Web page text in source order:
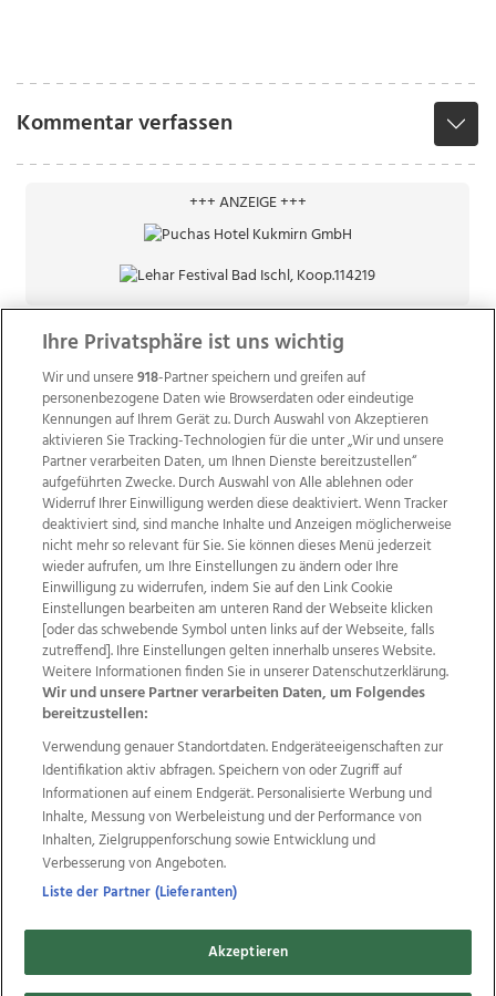
Kommentar verfassen
+++ ANZEIGE +++
Wir über uns Mediadaten Kontakt
Jobs
Datenschutz
Impressum
AGB Anzeigekunden
AGB Website
Ehrenkodex Politische Werbung
Weitere Angebote des Medienhauses Wimmer
TV1 di-mog-i.at OÖNow
Ischler Woche
Life Radio
OÖNachrichten
OÖN Immobilien
OÖN Karriere
OÖN Reise
Promenaden Galerien
Regionaljobs
wasistlos.at wirtrauern.at
Copyrights © 2026 Tips Zeitungs GmbH & Co KG
Ihre Privatsphäre ist uns wichtig
Wir und unsere918-Partner speichern und greifen auf
personenbezogene Daten wie Browserdaten oder eindeutige
Kennungen auf Ihrem Gerät zu. Durch Auswahl von Akzeptieren
aktivieren Sie Tracking-Technologien für die unter „Wir und unsere
Partner verarbeiten Daten, um Ihnen Dienste bereitzustellen“
aufgeführten Zwecke. Durch Auswahl von Alle ablehnen oder
Widerruf Ihrer Einwilligung werden diese deaktiviert. Wenn Tracker
deaktiviert sind, sind manche Inhalte und Anzeigen möglicherweise
nicht mehr so relevant für Sie. Sie können dieses Menü jederzeit
wieder aufrufen, um Ihre Einstellungen zu ändern oder Ihre
Einwilligung zu widerrufen, indem Sie auf den Link Cookie
Einstellungen bearbeiten am unteren Rand der Webseite klicken
[oder das schwebende Symbol unten links auf der Webseite, falls
zutreffend]. Ihre Einstellungen gelten innerhalb unseres Website.
Weitere Informationen finden Sie in unserer Datenschutzerklärung.
Wir und unsere Partner verarbeiten Daten, um Folgendes
bereitzustellen:
Verwendung genauer Standortdaten. Endgeräteeigenschaften zur
Identifikation aktiv abfragen. Speichern von oder Zugriff auf
Informationen auf einem Endgerät. Personalisierte Werbung und
Inhalte, Messung von Werbeleistung und der Performance von
Inhalten, Zielgruppenforschung sowie Entwicklung und
Verbesserung von Angeboten.
Liste der Partner (Lieferanten)
Akzeptieren